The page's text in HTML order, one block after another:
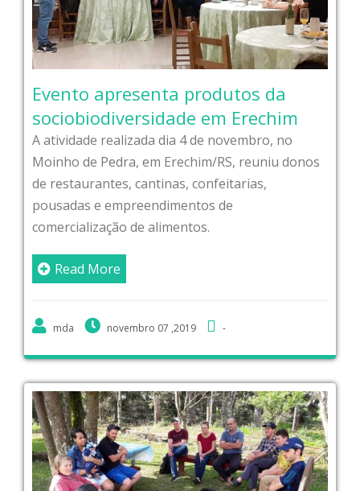
Evento apresenta produtos da
sociobiodiversidade em Erechim
A atividade realizada dia 4 de novembro, no
Moinho de Pedra, em Erechim/RS, reuniu donos
de restaurantes, cantinas, confeitarias,
pousadas e empreendimentos de
comercialização de alimentos.
Read More
mda novembro 07 ,2019 -